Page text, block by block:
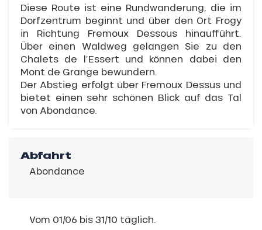
Diese Route ist eine Rundwanderung, die im
Dorfzentrum beginnt und über den Ort Frogy
in Richtung Fremoux Dessous hinaufführt.
Über einen Waldweg gelangen Sie zu den
Chalets de l’Essert und können dabei den
Mont de Grange bewundern.
Der Abstieg erfolgt über Fremoux Dessus und
bietet einen sehr schönen Blick auf das Tal
von Abondance.
Abfahrt
Abondance
Vom 01/06 bis 31/10 täglich.